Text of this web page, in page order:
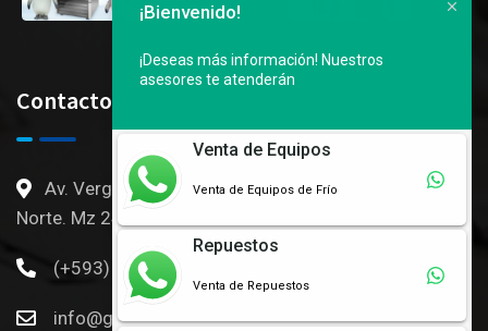
Contactos
Av. Vergeles, 3er callejon Ingresado por Mall del
Norte. Mz 246 S3 al 6 - Gye, Ec
(+593) 096 054 0968
info@g-refrigeracion.com
¡Bienvenido!
¡Deseas más información! Nuestros
asesores te atenderán
Venta de Equipos
Venta de Equipos de Frío
Repuestos
Venta de Repuestos